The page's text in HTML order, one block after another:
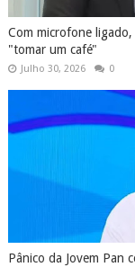
Com microfone
"tomar um café"
Julho 30, 2026 0
Pânico da Jovem Pan